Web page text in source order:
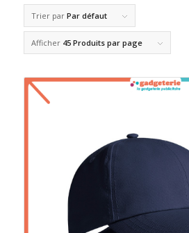
Trier par Par défaut
Afficher 45 Produits par page